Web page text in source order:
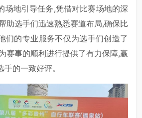
场地引导任务,凭借对比赛场地的深
助选手们迅速熟悉赛道布局,确保比
们的专业服务不仅为选手们创造了
赛事的顺利进行提供了有力保障,赢
的一致好评。